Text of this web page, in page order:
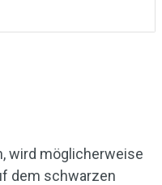
wird möglicherweise
dem schwarzen